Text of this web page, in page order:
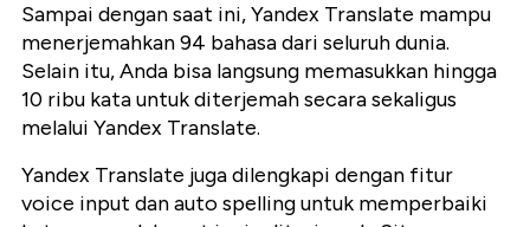
Sampai dengan saat ini, Yandex Translate mampu
menerjemahkan 94 bahasa dari seluruh dunia.
Selain itu, Anda bisa langsung memasukkan hingga
10 ribu kata untuk diterjemah secara sekaligus
melalui Yandex Translate.
Yandex Translate juga dilengkapi dengan fitur
voice input dan auto spelling untuk memperbaiki